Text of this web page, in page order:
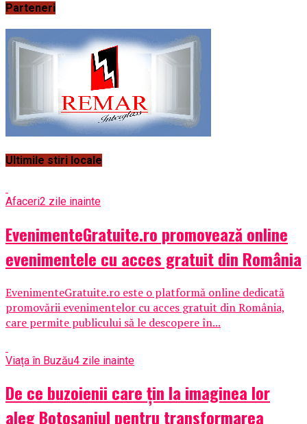
Parteneri
Ultimile stiri locale
Afaceri2 zile inainte
EvenimenteGratuite.ro promovează online
evenimentele cu acces gratuit din România
EvenimenteGratuite.ro este o platformă online dedicată
promovării evenimentelor cu acces gratuit din România,
care permite publicului să le descopere în...
Viața în Buzău4 zile inainte
De ce buzoienii care țin la imaginea lor
aleg Botoșaniul pentru transformarea